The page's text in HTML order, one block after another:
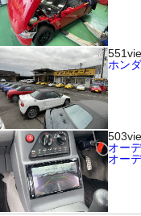
ホン
オー
オー